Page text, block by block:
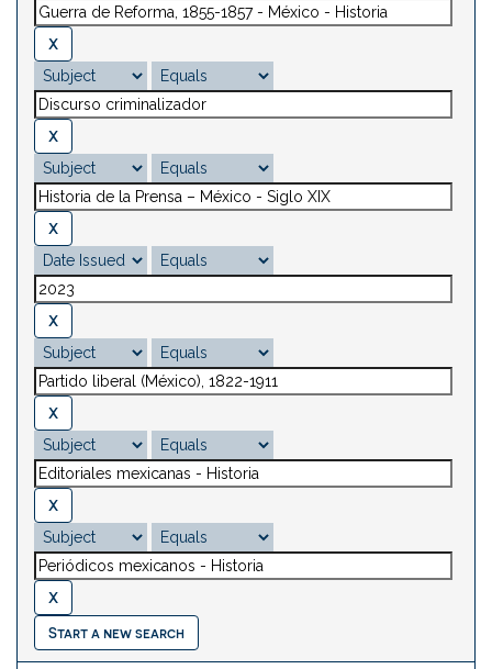
Start a new search